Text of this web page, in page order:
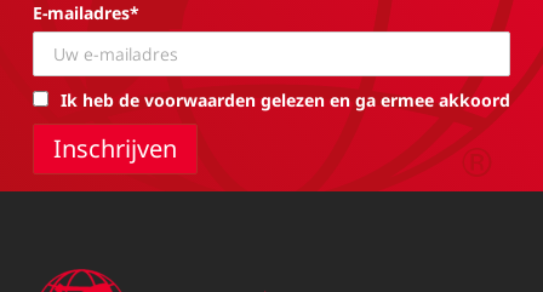
E-mailadres*
Ik heb de voorwaarden gelezen en ga ermee akkoord